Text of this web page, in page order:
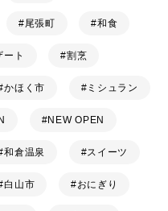
尾張町 和食
ート 割烹
かほく市 ミシュラン
NEW OPEN
和倉温泉 スイーツ
白山市 おにぎり